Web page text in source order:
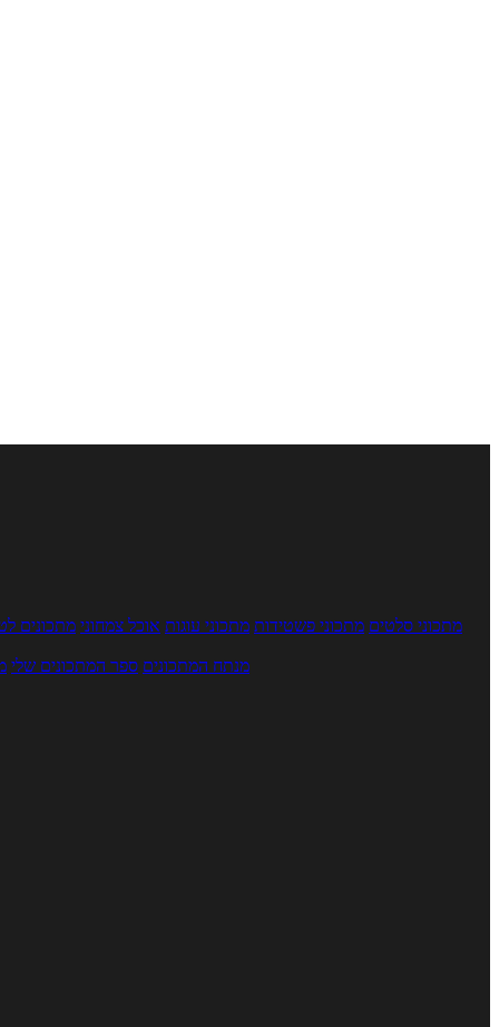
מתכוני סלטים מתכוני פשטידות מתכוני עוגות אוכל צמחוני מתכונים
מנתח המתכונים ספר המתכונים שלי